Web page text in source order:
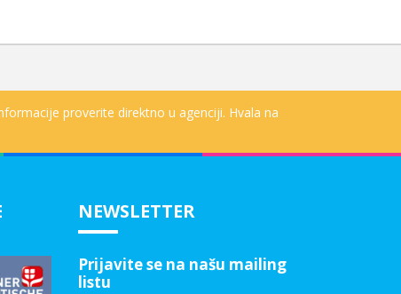
proverite direktno u agenciji. Hvala na
NEWSLETTER
Prijavite se na našu mailing
listu